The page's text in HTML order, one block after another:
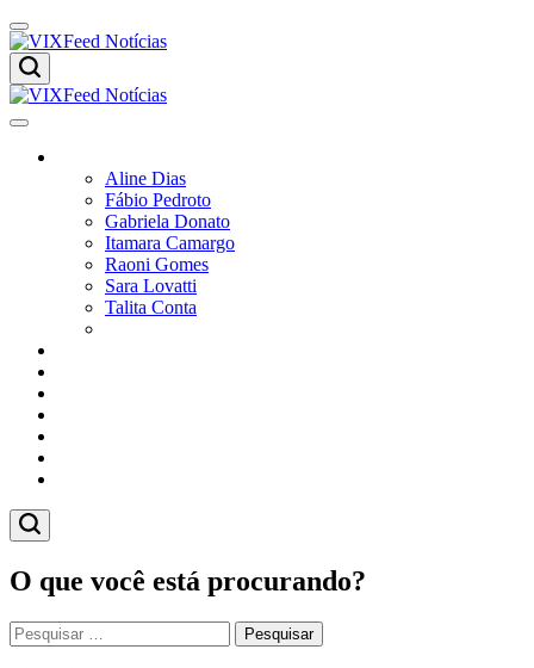
Aline Dias
Fábio Pedroto
Gabriela Donato
Itamara Camargo
Raoni Gomes
Sara Lovatti
Talita Conta
O que você está procurando?